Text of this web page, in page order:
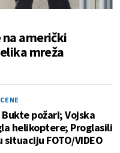
američki
mreža
požari; Vojska
helikoptere; Proglasili
FOTO/VIDEO